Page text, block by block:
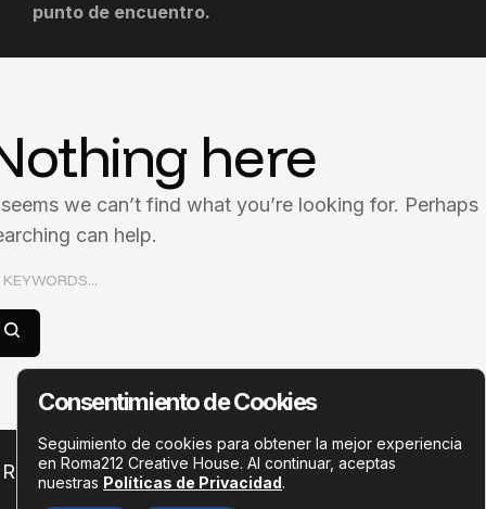
punto de encuentro.
here
we can’t find what you’re looking for. Perhaps
can help.
Roma212 Creative House © 2026
Aviso de Privacidad
Consentimiento de Cookies
Seguimiento de cookies para obtener la mejor experiencia
en Roma212 Creative House. Al continuar, aceptas
nuestras Políticas de Privacidad.